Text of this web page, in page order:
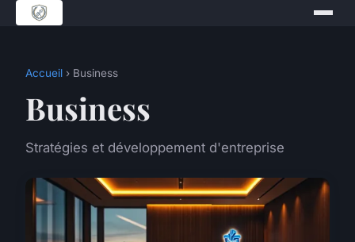
Accueil › Business
Business
Stratégies et développement d'entreprise